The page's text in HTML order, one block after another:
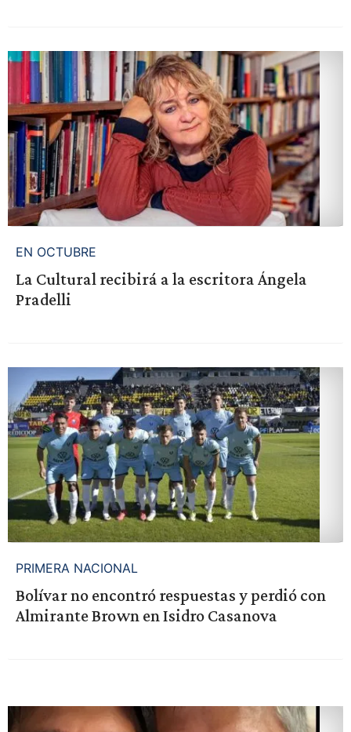
EN OCTUBRE
La Cultural recibirá a la escritora Ángela
Pradelli
PRIMERA NACIONAL
Bolívar no encontró respuestas y perdió con
Almirante Brown en Isidro Casanova